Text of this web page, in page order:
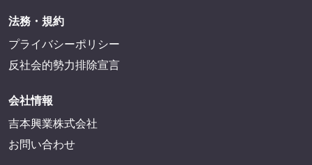
法務・規約
プライバシーポリシー
反社会的勢力排除宣言
会社情報
吉本興業株式会社
お問い合わせ